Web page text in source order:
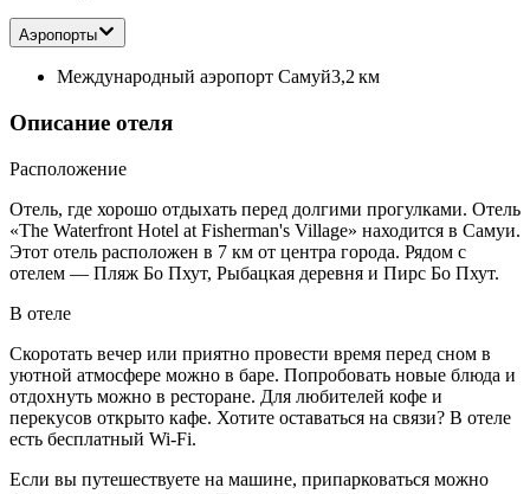
Аэропорты
Международный аэропорт Самуй3,2 км
Описание отеля
Расположение
Отель, где хорошо отдыхать перед долгими прогулками. Отель
«The Waterfront Hotel at Fisherman's Village» находится в Самуи.
Этот отель расположен в 7 км от центра города. Рядом с
отелем — Пляж Бо Пхут, Рыбацкая деревня и Пирс Бо Пхут.
В отеле
Скоротать вечер или приятно провести время перед сном в
уютной атмосфере можно в баре. Попробовать новые блюда и
отдохнуть можно в ресторане. Для любителей кофе и
перекусов открыто кафе. Хотите оставаться на связи? В отеле
есть бесплатный Wi-Fi.
Если вы путешествуете на машине, припарковаться можно